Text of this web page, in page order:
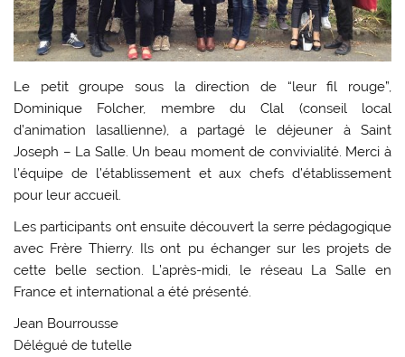
Le petit groupe sous la direction de “leur fil rouge”,
Dominique Folcher, membre du Clal (conseil local
d’animation lasallienne), a partagé le déjeuner à Saint
Joseph – La Salle. Un beau moment de convivialité. Merci à
l’équipe de l’établissement et aux chefs d’établissement
pour leur accueil.
Les participants ont ensuite découvert la serre pédagogique
avec Frère Thierry. Ils ont pu échanger sur les projets de
cette belle section. L’après-midi, le réseau La Salle en
France et international a été présenté.
Jean Bourrousse
Délégué de tutelle